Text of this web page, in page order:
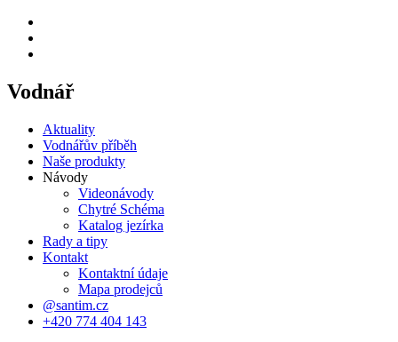
Vodnář
Aktuality
Vodnářův příběh
Naše produkty
Návody
Videonávody
Chytré Schéma
Katalog jezírka
Rady a tipy
Kontakt
Kontaktní údaje
Mapa prodejců
@santim.cz
+420 774 404 143